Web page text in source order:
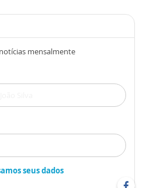
mensalmente
seus dados